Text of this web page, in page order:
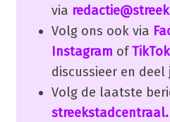
via
Volg ons ook via
Instagram ofTikTok
discussieer en deel
Volg de laatste